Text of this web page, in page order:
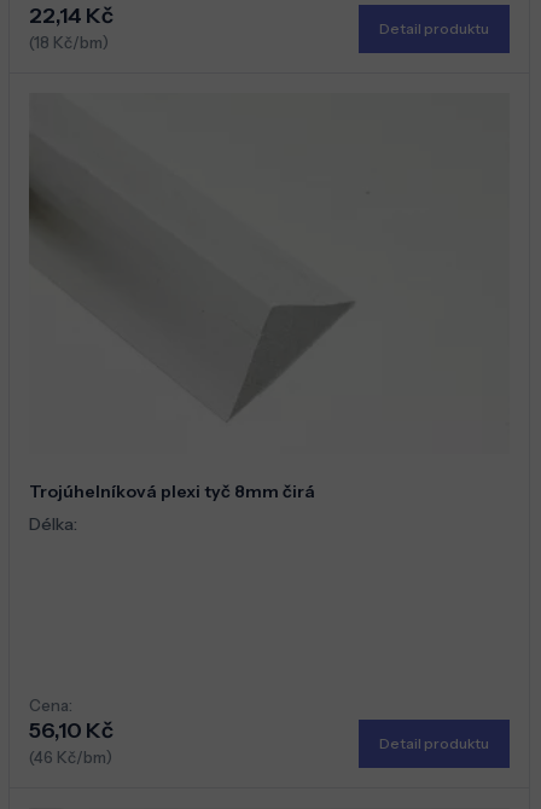
22,14 Kč
(18 Kč/bm)
Detail produktu
Trojúhelníková plexi tyč 8mm čirá
Délka:
Cena:
56,10 Kč
(46 Kč/bm)
Detail produktu